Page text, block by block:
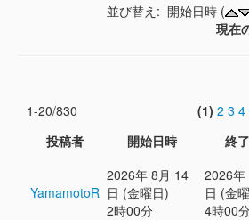
並び替え: 開始日時 (
現在
1-20/830 (1) 2 3 4
投稿者
開始日時 終
YamamotoR
2026年 8月 14
日 (金曜日)
2時00分
2026
日 (金
4時00